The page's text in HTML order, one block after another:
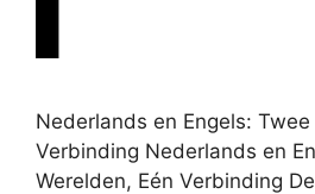
Nederlands en Engels: Twee
Verbinding Nederlands en
Werelden, Eén Verbinding